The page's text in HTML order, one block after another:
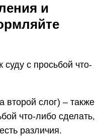
и
с просьбой что-
второй слог) – также
что-либо сделать,
различия.